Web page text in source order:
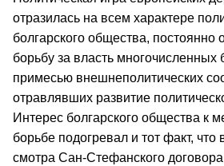
отразилась на всем характере
болгарского общества, постоянно
борьбу за власть многочисленных
примесью внешне­политических
отравлявших развитие
Интерес болгарского общества к
борьбе подогревал и тот факт,
смотра Сан‑Стефанского